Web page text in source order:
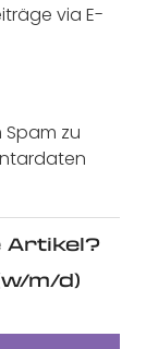
via E-
Spam zu
Artikel?
m/d)